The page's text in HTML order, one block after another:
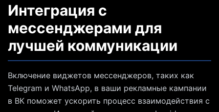
Интеграция с
мессенджерами для
лучшей коммуникации
Включение виджетов мессенджеров, таких как
Telegram и WhatsApp, в ваши рекламные кампании
в ВК поможет ускорить процесс взаимодействия с